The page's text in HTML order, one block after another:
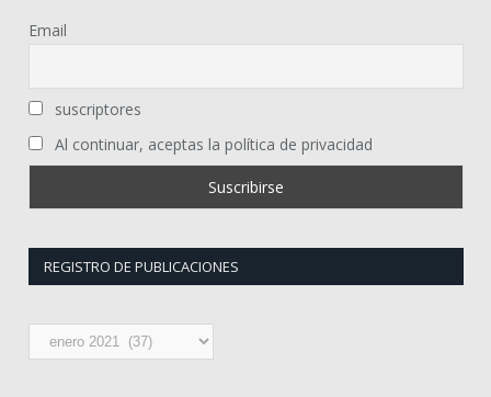
Email
suscriptores
Al continuar, aceptas la política de privacidad
REGISTRO DE PUBLICACIONES